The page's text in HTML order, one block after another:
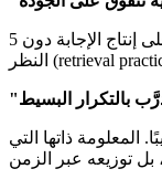
إنتاج الإجابة دون
تقريبًا. المعلومة ذاتها التي